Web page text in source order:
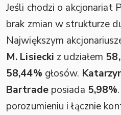
Jeśli chodzi o akcjonariat
brak zmian w strukturze
Największym
M. Lisiecki z udziałem
58,44% głosów.
Bartradeposiada 5,98%
porozumieniu i łącznie